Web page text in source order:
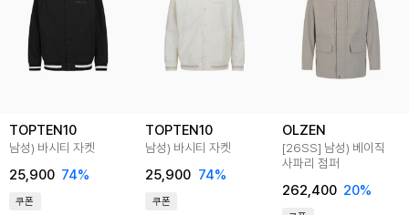
TOPTEN10
남성) 바시티 자켓
25,900 74%
쿠폰
TOPTEN10
남성) 바시티 자켓
25,900 74%
쿠폰
OLZEN
[26SS] 남성) 베이직
사파리 점퍼
262,400 20%